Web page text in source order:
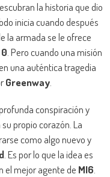
la historia que dio
inicia cuando después
la armada se le ofrece
. Pero cuando una misión
una auténtica tragedia
Greenway.
conspiración y
propio corazón. La
como algo nuevo y
. Es por lo que la idea es
el mejor agente de MI6